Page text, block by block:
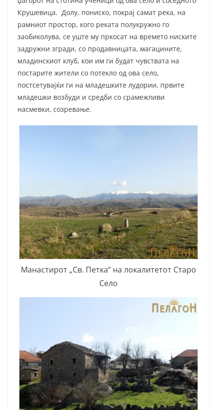
Крушевица. Долу, пониско, покрај самат река, на
рамниот простор, кого реката полукружно го
заобиколува, се уште му пркосат на времето ниските
задружни згради, со продавницата, магацините,
младинскиот клуб, кои им ги будат чувствата на
постарите жители со потекло од ова село,
постсетувајќи ги на младешките лудории, првите
младешки возбуди и средби со срамежливи
насмевки, созревање.
Манастирот „Св. Петка“ на локалитетот Старо
Село